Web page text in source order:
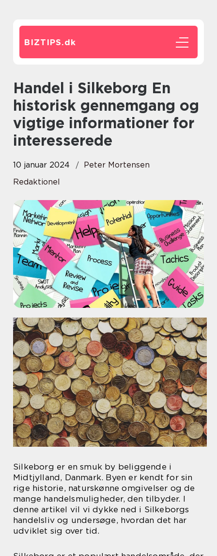
BIZTIPS.dk
Handel i Silkeborg En
historisk gennemgang og
vigtige informationer for
interesserede
10 januar 2024
Peter Mortensen
Redaktionel
Silkeborg er en smuk by beliggende i
Midtjylland, Danmark. Byen er kendt for sin
rige historie, naturskønne omgivelser og de
mange handelsmuligheder, den tilbyder. I
denne artikel vil vi dykke ned i Silkeborgs
handelsliv og undersøge, hvordan det har
udviklet sig over tid.